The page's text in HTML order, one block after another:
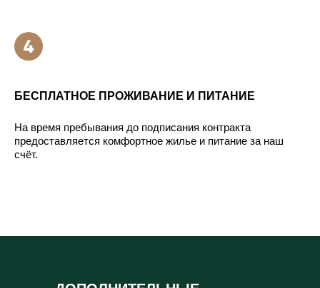
БЕСПЛАТНОЕ ПРОЖИВАНИЕ И ПИТАНИЕ
На время пребывания до подписания контракта
предоставляется комфортное жилье и питание за наш
счёт.